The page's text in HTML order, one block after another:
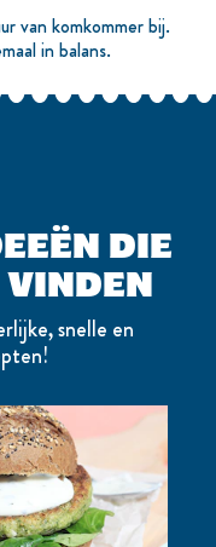
van komkommer bij.
in balans.
DIE
snelle en